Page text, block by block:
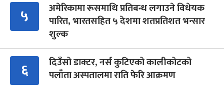
५
अमेरिकामा रूसमाथि प्रतिबन्ध लगाउने विधेयक
पारित, भारतसहित ५ देशमा शतप्रतिशत भन्सार
शुल्क
६
दिउँसो डाक्टर, नर्स कुटिएको कालीकोटको
पलाँता अस्पतालमा राति फेरि आक्रमण